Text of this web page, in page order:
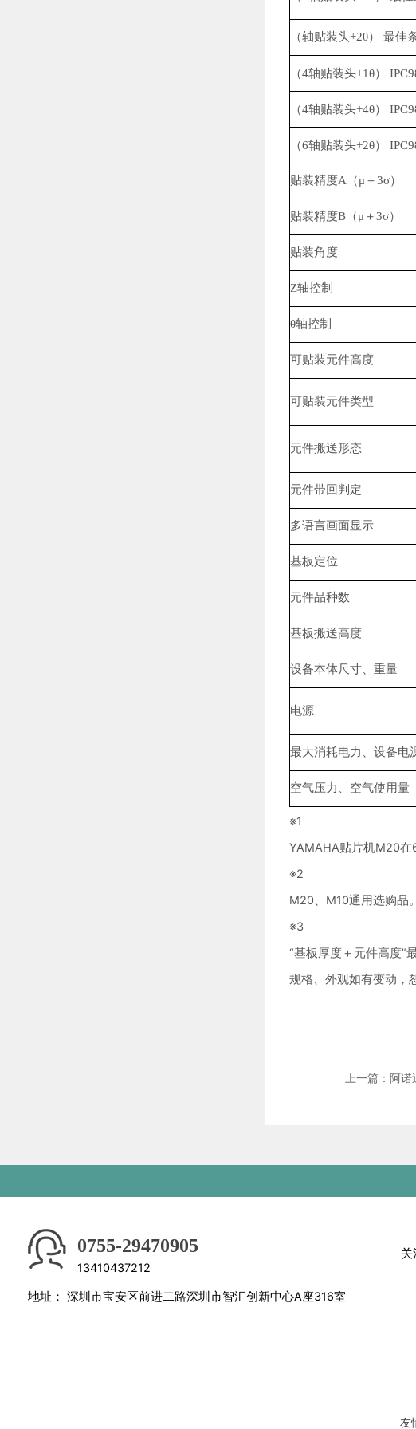
（轴贴装头+2θ） 最佳
（4轴贴装头+1θ）
（4轴贴装头+4θ）
（6轴贴装头+2θ）
贴装精度A（μ＋3σ）
贴装精度B（μ＋3σ）
贴装角度
Z轴控制
θ轴控制
可贴装元件高度
可贴装元件类型
元件搬送形态
元件带回判定
多语言画面显示
基板定位
元件品种数
基板搬送高度
设备本体尺寸、重量
电源
最大消耗电力、设备电
空气压力、空气使用量
※1
YAMAHA贴片机M20在
※2
M20、M10通用选购品。
※3
“基板厚度＋元件高度”
规格、外观如有变动，
上一篇：阿
0755-29470905
13410437212
地址： 深圳市宝安区前进二路深圳市智汇创新中心A座316室
关
友